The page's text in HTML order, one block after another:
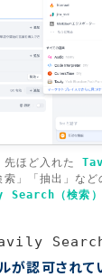
先ほど入れた
」「抽出」など
（検索）
が認可されて